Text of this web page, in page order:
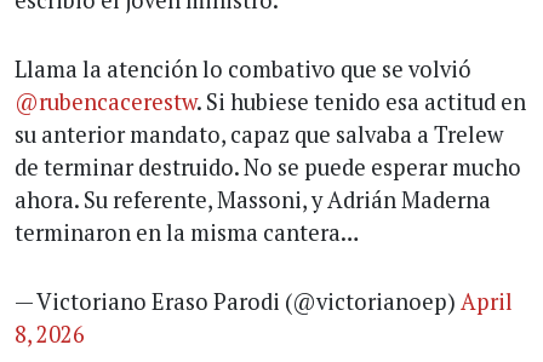
Llama la atención lo combativo que se volvió
@rubencacerestw. Si hubiese tenido esa actitud en
su anterior mandato, capaz que salvaba a Trelew
de terminar destruido. No se puede esperar mucho
ahora. Su referente, Massoni, y Adrián Maderna
terminaron en la misma cantera…
— Victoriano Eraso Parodi (@victorianoep) April
8, 2026